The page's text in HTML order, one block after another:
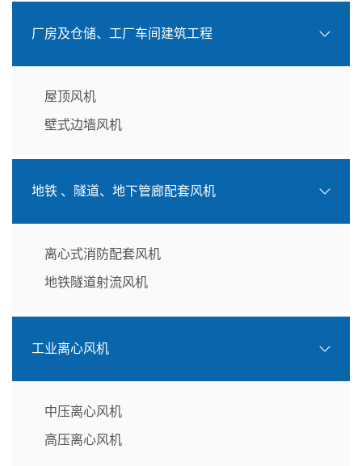
厂房及仓储、工厂车间建筑工程
屋顶风机
壁式边墙风机
地铁 、隧道、地下管廊配套风机
离心式消防配套风机
地铁隧道射流风机
工业离心风机
中压离心风机
高压离心风机